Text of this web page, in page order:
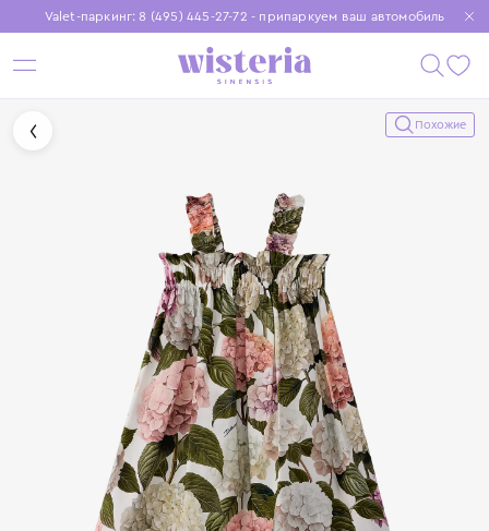
Valet-паркинг: 8 (495) 445-27-72 - припаркуем ваш автомобиль
Бесплатная доставка при заказе от 15 000 ₽
Установите приложение, чтобы покупки были еще удобнее
Похожие